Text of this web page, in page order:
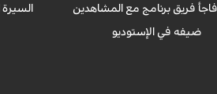
فريق برنامج مع المشاهدين
ضيفه في الإستوديو
السيرة